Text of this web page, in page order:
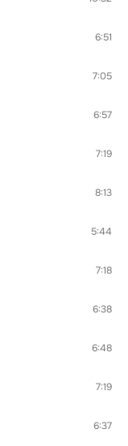
6:51
7:05
6:57
7:19
8:13
5:44
7:18
6:38
6:48
7:19
6:37